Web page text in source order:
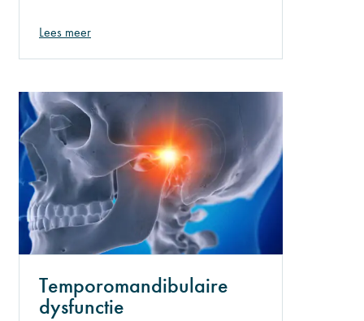
het kaakgewricht kan
Lees meer
Temporomandibulaire
dysfunctie